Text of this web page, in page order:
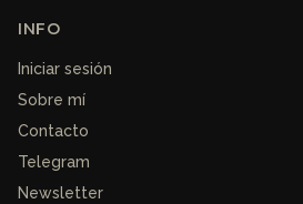
INFO
Iniciar sesión
Sobre mí
Contacto
Telegram
Newsletter